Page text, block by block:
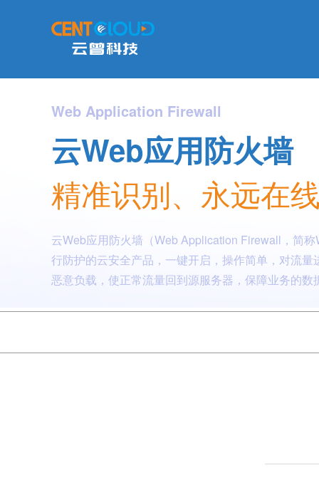
Web Application Firewall
云Web应用防火墙
精准识别、永远在
云Web应用防火墙（Web Application Firewall，简
行防护的云安全产品，一键开启，操作简单，对流
恶意负载，使正常流量回到源服务器，保障业务的数